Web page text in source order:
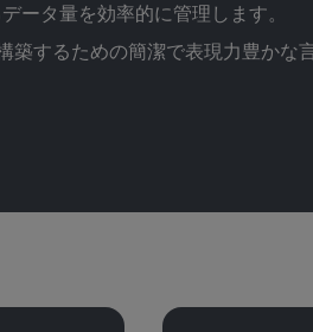
ータ量を効率的に管理します。
するための簡潔で表現力豊かな